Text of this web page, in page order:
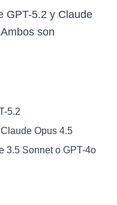
GPT-5.2 y Claude
son
5.2
Opus 4.5
3.5 Sonnet o GPT-4o